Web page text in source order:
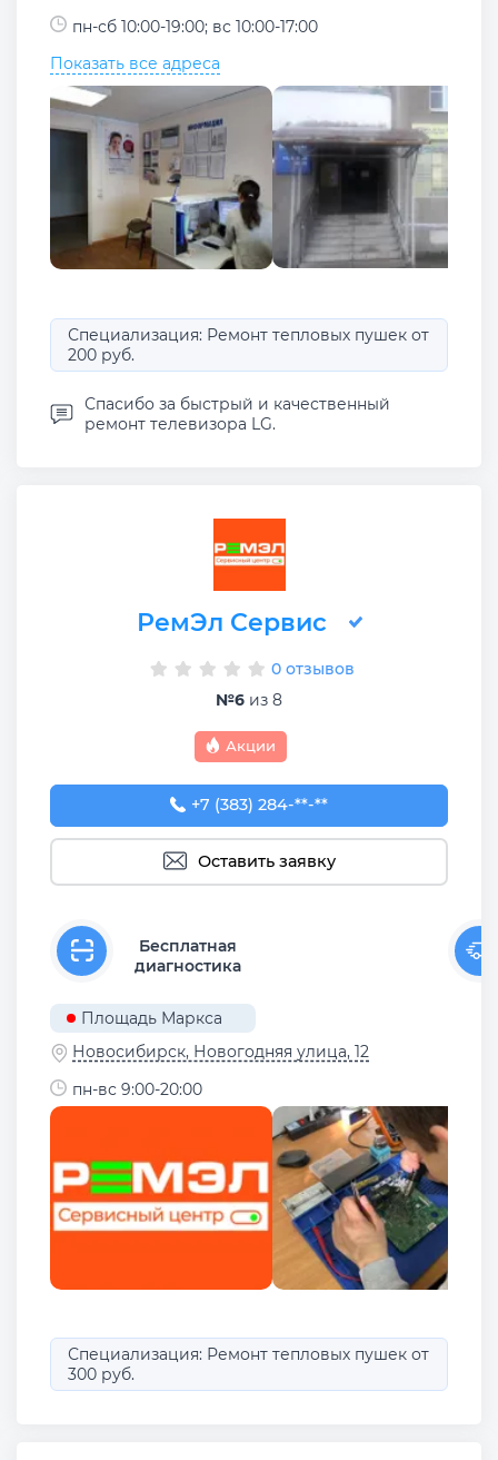
пн-сб 10:00-19:00; вс 10:00-17:00
Показать все адреса
Специализация: Ремонт тепловых пушек от
200 руб.
Спасибо за быстрый и качественный
ремонт телевизора LG.
РемЭл Сервис
0 отзывов
№6 из 8
Акции
+7 (383) 284-12-57
+7 (383) 284-**-**
Оставить заявку
Бесплатная
диагностика
Площадь Маркса
Новосибирск, Новогодняя улица, 12
пн-вс 9:00-20:00
Специализация: Ремонт тепловых пушек от
300 руб.